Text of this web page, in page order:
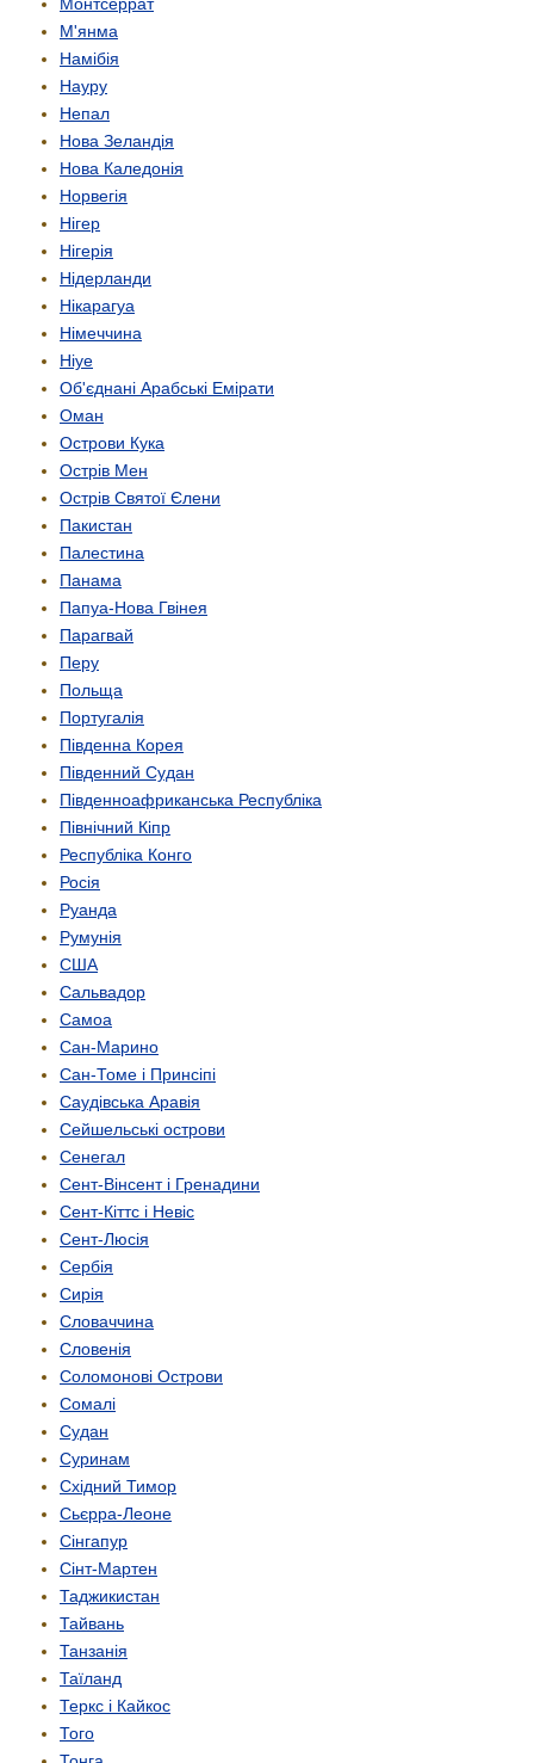
М'янма
Намібія
Науру
Непал
Нова Зеландія
Нова Каледонія
Норвегія
Нігер
Нігерія
Нідерланди
Нікарагуа
Німеччина
Ніуе
Об'єднані Арабські Емірати
Оман
Острови Кука
Острів Мен
Острів Святої Єлени
Пакистан
Палестина
Панама
Папуа-Нова Гвінея
Парагвай
Перу
Польща
Португалія
Південна Корея
Південний Судан
Південно­африканська Республіка
Північний Кіпр
Республіка Конго
Росія
Руанда
Румунія
США
Сальвадор
Самоа
Сан-Марино
Сан-Томе і Принсіпі
Саудівська Аравія
Сейшельські острови
Сенегал
Сент-Вінсент і Гренадини
Сент-Кіттс і Невіс
Сент-Люсія
Сербія
Сирія
Словаччина
Словенія
Соломонові Острови
Сомалі
Судан
Суринам
Східний Тимор
Сьєрра-Леоне
Сінгапур
Сінт-Мартен
Таджикистан
Тайвань
Танзанія
Таїланд
Теркс і Кайкос
Того